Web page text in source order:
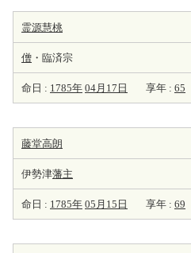
霊源慧桃
僧 ・臨済宗
命日 : 1785年 04月17日 享年 : 65
藤堂高朗
伊勢津藩主
命日 : 1785年 05月15日 享年 : 69